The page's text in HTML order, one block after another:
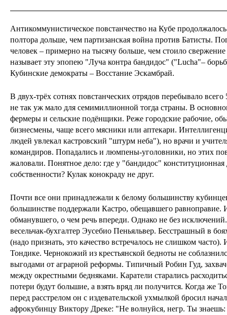
Антикоммунистическое повстанчество на Кубе
полтора дольше, чем партизанская война против Батисты.
человек – примерно на тысячу больше, чем стоило
называет эту эпопею "Луча контра бандидос" ("Lucha"–
Кубинские демократы – Восстание Эскамбрай.
В двух-трёх сотнях повстанческих отрядов перебывало
не так уж мало для семимиллионной тогда страны. В
фермеры и сельские подёнщики. Реже городские рабочие,
бизнесмены, чаще всего мясники или аптекари.
людей увлекал кастровский "штурм неба"), но врачи и
командиров. Попадались и люмпены-уголовники, но этих
жаловали. Понятное дело: где у "бандидос"
собственности? Кулак конокраду не друг.
Почти все они принадлежали к белому большинству
большинстве поддержали Кастро, обещавшего равноправие.
обманувшего, о чем речь впереди. Однако не без
весельчак-бухгалтер Эусебио Пеньяльвер. Бесстрашный в
(надо признать, это качество встречалось не слишком
Тондике. Чернокожий из крестьянской бедноты не
выгодами от аграрной реформы. Типичный Робин Гуд,
между окрестными бедняками. Каратели старались
потери будут большие, а взять вряд ли получится. Когда же
перед расстрелом он с издевательской ухмылкой бросил
афрокубинцу Виктору Дреке: "Не волнуйся, негр. Ты